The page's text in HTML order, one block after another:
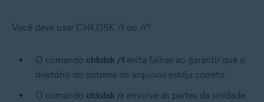
Você deve usar CHKDSK /f ou /r?
O comando chkdsk /f evita falhas ao garantir que o
diretório do sistema de arquivos esteja correto.
O comando chkdsk /r envolve as partes da unidade